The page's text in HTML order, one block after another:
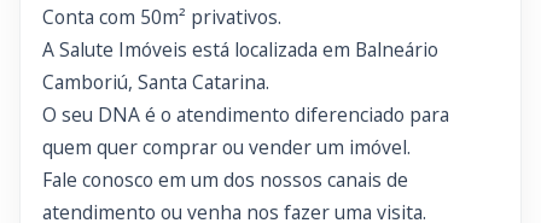
Conta com 50m² privativos.
A Salute Imóveis está localizada em Balneário
Camboriú, Santa Catarina.
O seu DNA é o atendimento diferenciado para
quem quer comprar ou vender um imóvel.
Fale conosco em um dos nossos canais de
atendimento ou venha nos fazer uma visita.